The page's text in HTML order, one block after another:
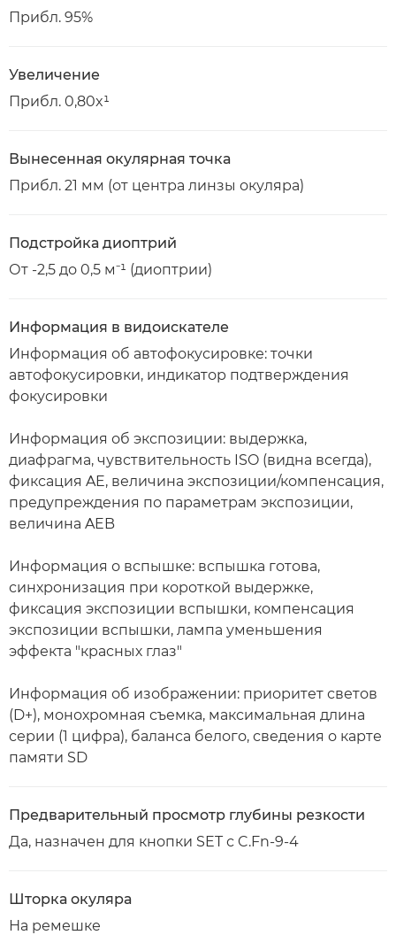
Прибл. 95%
Увеличение
Прибл. 0,80x¹
Вынесенная окулярная точка
Прибл. 21 мм (от центра линзы окуляра)
Подстройка диоптрий
От -2,5 до 0,5 м⁻¹ (диоптрии)
Информация в видоискателе
Информация об автофокусировке: точки
автофокусировки, индикатор подтверждения
фокусировки
Информация об экспозиции: выдержка,
диафрагма, чувствительность ISO (видна всегда),
фиксация AE, величина экспозиции/компенсация,
предупреждения по параметрам экспозиции,
величина AEB
Информация о вспышке: вспышка готова,
синхронизация при короткой выдержке,
фиксация экспозиции вспышки, компенсация
экспозиции вспышки, лампа уменьшения
эффекта "красных глаз"
Информация об изображении: приоритет светов
(D+), монохромная съемка, максимальная длина
серии (1 цифра), баланса белого, сведения о карте
памяти SD
Предварительный просмотр глубины резкости
Да, назначен для кнопки SET с C.Fn-9-4
Шторка окуляра
На ремешке